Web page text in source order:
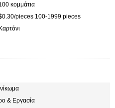
κομμάτια
pieces 100-1999 pieces
& Εργασία